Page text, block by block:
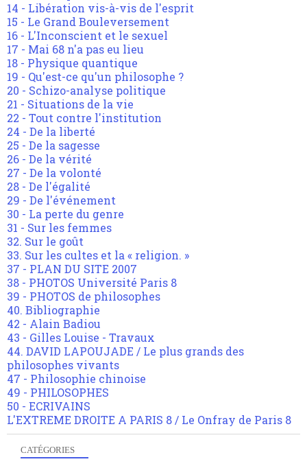
14 - Libération vis-à-vis de l'esprit
15 - Le Grand Bouleversement
16 - L'Inconscient et le sexuel
17 - Mai 68 n'a pas eu lieu
18 - Physique quantique
19 - Qu'est-ce qu'un philosophe ?
20 - Schizo-analyse politique
21 - Situations de la vie
22 - Tout contre l'institution
24 - De la liberté
25 - De la sagesse
26 - De la vérité
27 - De la volonté
28 - De l'égalité
29 - De l'événement
30 - La perte du genre
31 - Sur les femmes
32. Sur le goût
33. Sur les cultes et la « religion. »
37 - PLAN DU SITE 2007
38 - PHOTOS Université Paris 8
39 - PHOTOS de philosophes
40. Bibliographie
42 - Alain Badiou
43 - Gilles Louise - Travaux
44. DAVID LAPOUJADE / Le plus grands des
philosophes vivants
47 - Philosophie chinoise
49 - PHILOSOPHES
50 - ECRIVAINS
L'EXTREME DROITE A PARIS 8 / Le Onfray de Paris 8
CATÉGORIES